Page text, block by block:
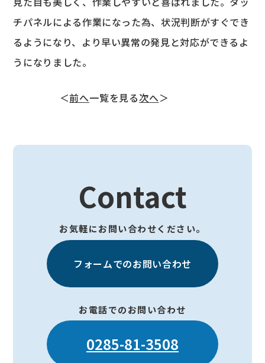
チパネルによる作業になった為、状況判断がすぐでき
るようになり、より早い異常の発見と対応ができるよ
うになりました。
＜前へ一覧を見る次へ＞
Contact
お気軽にお問い合わせください。
フォームでのお問い合わせ
お電話でのお問い合わせ
0285-81-3508